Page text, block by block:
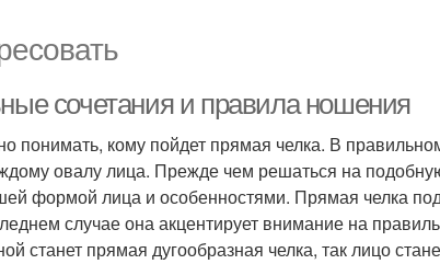
сочетания и правила ношения
понимать, кому пойдет прямая челка. В
овалу лица. Прежде чем решаться на
формой лица и особенностями. Прямая челка
случае она акцентирует внимание на
станет прямая дугообразная челка, так лицо